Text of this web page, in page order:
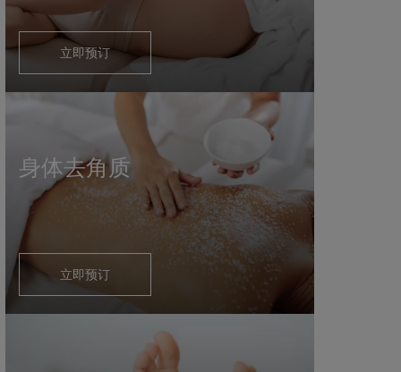
立即预订
身体去角质
立即预订